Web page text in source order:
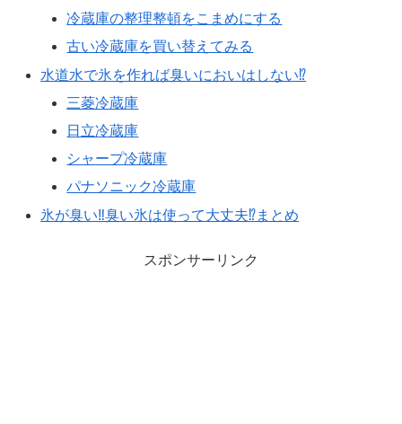
冷蔵庫の整理整頓をこまめにする
古い冷蔵庫を買い替えてみる
水道水で氷を作れば臭いにおいはしない⁉
三菱冷蔵庫
日立冷蔵庫
シャープ冷蔵庫
パナソニック冷蔵庫
氷が臭い‼臭い氷は使って大丈夫⁉まとめ
スポンサーリンク